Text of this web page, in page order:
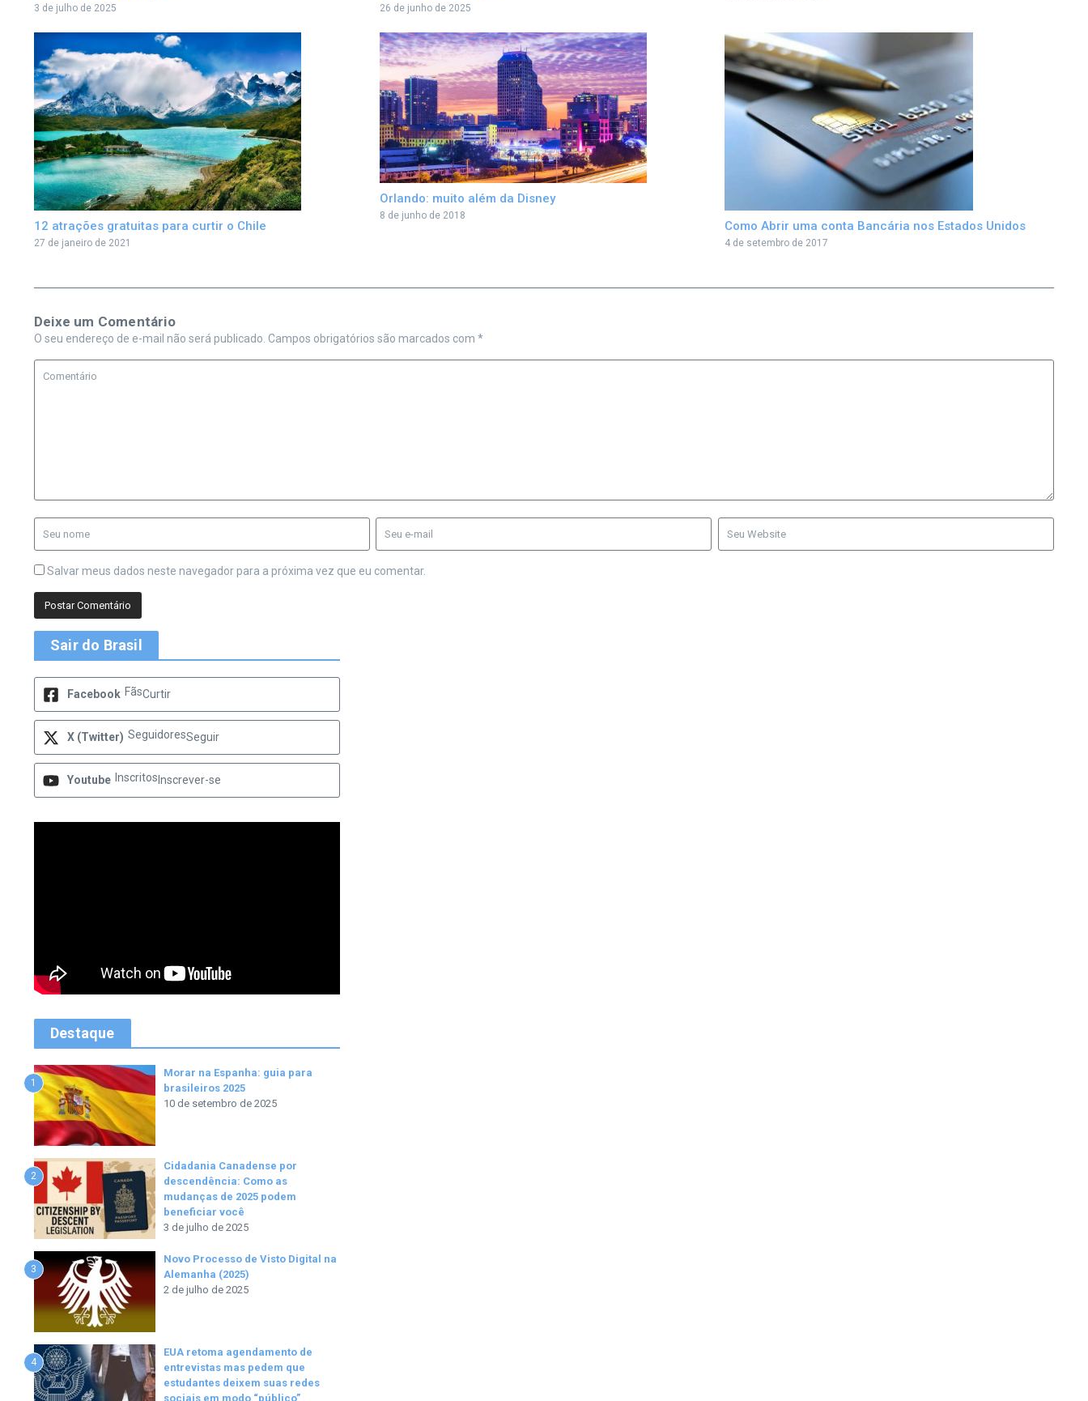
3 de julho de 2025 26 de junho de 2025
12 atrações gratuitas para curtir o Chile
27 de janeiro de 2021
Orlando: muito além da Disney
8 de junho de 2018
Como Abrir uma conta Bancária nos Estados Unidos
4 de setembro de 2017
Deixe um Comentário
O seu endereço de e-mail não será publicado. Campos obrigatórios são marcados com *
Salvar meus dados neste navegador para a próxima vez que eu comentar.
Sair do Brasil
Facebook FãsCurtir
X (Twitter) SeguidoresSeguir
Youtube Inscritos Inscrever-se
Destaque
1
Morar na Espanha: guia para
brasileiros 2025
10 de setembro de 2025
2
Cidadania Canadense por
descendência: Como as
mudanças de 2025 podem
beneficiar você
3 de julho de 2025
3
Novo Processo de Visto Digital na
Alemanha (2025)
2 de julho de 2025
4
EUA retoma agendamento de
entrevistas mas pedem que
estudantes deixem suas redes
sociais em modo “público”